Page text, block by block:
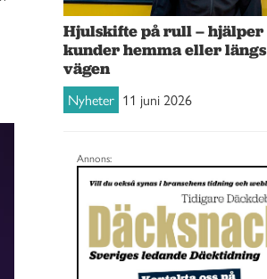
Hjulskifte på rull – hjälper
kunder hemma eller längs
vägen
Nyheter 11 juni 2026
Annons: